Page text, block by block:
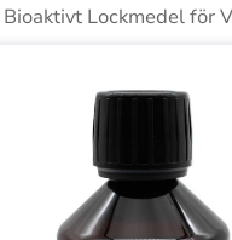
Lockmedel för